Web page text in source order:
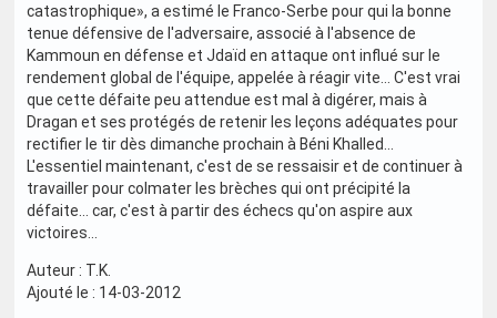
catastrophique», a estimé le Franco-Serbe pour qui la bonne
tenue défensive de l'adversaire, associé à l'absence de
Kammoun en défense et Jdaïd en attaque ont influé sur le
rendement global de l'équipe, appelée à réagir vite… C'est vrai
que cette défaite peu attendue est mal à digérer, mais à
Dragan et ses protégés de retenir les leçons adéquates pour
rectifier le tir dès dimanche prochain à Béni Khalled…
L'essentiel maintenant, c'est de se ressaisir et de continuer à
travailler pour colmater les brèches qui ont précipité la
défaite… car, c'est à partir des échecs qu'on aspire aux
victoires…
Auteur : T.K.
Ajouté le : 14-03-2012